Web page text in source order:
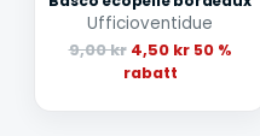
Ufficioventidue
Ordinarie
9,00 kr 4,50 kr 50 %
rabatt